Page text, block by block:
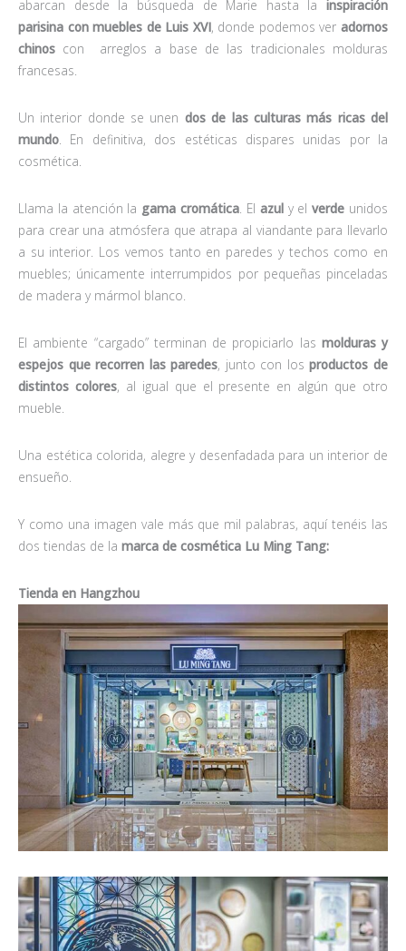
abarcan desde la búsqueda de Marie hasta la inspiración
parisina con muebles de Luis XVI, donde podemos veradornos
chinos con arreglos a base de las tradicionales molduras
francesas.
Un interior donde se unen dos de las culturas más ricas del
mundo . En definitiva, dos estéticas dispares unidas por la
cosmética.
Llama la atención la gama cromática . El azuly elverde unidos
para crear una atmósfera que atrapa al viandante para llevarlo
a su interior. Los vemos tanto en paredes y techos como en
muebles; únicamente interrumpidos por pequeñas pinceladas
de madera y mármol blanco.
El ambiente “cargado” terminan de propiciarlo las molduras y
espejos que recorren las paredes, junto con losproductos de
distintos colores, al igual que el presente en algún que otro
mueble.
Una estética colorida, alegre y desenfadada para un interior de
ensueño.
Y como una imagen vale más que mil palabras, aquí tenéis las
dos tiendas de la marca de cosmética Lu Ming Tang:
Tienda en Hangzhou